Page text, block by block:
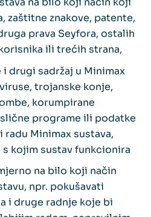
zaštitne znakove, patente,
prava Seyfora, ostalih
ili trećih strana,
drugi sadržaj u Minimax
trojanske konje,
korumpirane
programe ili podatke
Minimax sustava,
kojim sustav funkcionira
na bilo koji način
npr. pokušavati
i druge radnje koje bi